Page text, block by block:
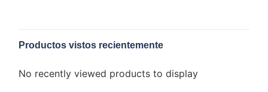
Productos vistos recientemente
No recently viewed products to display